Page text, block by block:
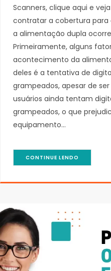
Scanners, clique aqui e
contratar a cobertura para
a alimentação dupla
Primeiramente, alguns
acontecimento da
deles é a tentativa de
grampeados, apesar de
usuários ainda tentam
grampeados, o que
equipamento…
CONTINUE LENDO